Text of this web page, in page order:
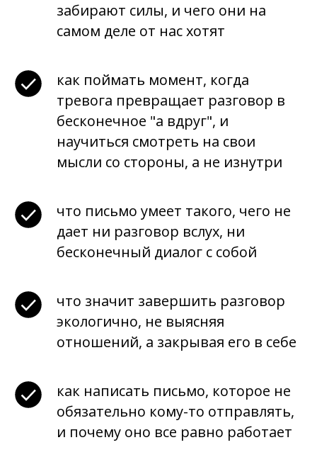
забирают силы, и чего они на
самом деле от нас хотят
как поймать момент, когда
тревога превращает разговор в
бесконечное "а вдруг", и
научиться смотреть на свои
мысли со стороны, а не изнутри
что письмо умеет такого, чего не
дает ни разговор вслух, ни
бесконечный диалог с собой
что значит завершить разговор
экологично, не выясняя
отношений, а закрывая его в себе
как написать письмо, которое не
обязательно кому-то отправлять,
и почему оно все равно работает